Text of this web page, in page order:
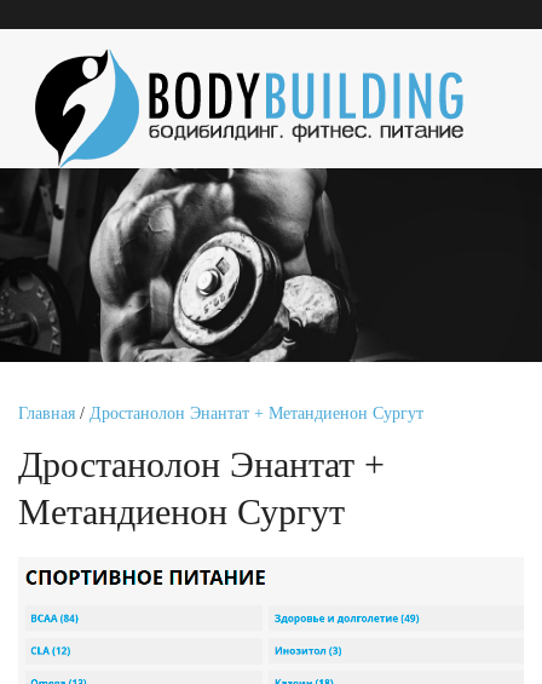
Главная / Дростанолон Энантат + Метандиенон Сургут
Дростанолон Энантат +
Метандиенон Сургут